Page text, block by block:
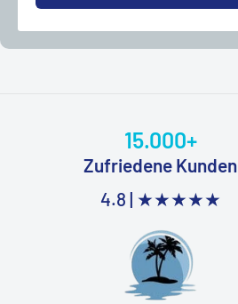
15.000+
Zufriedene Kunden
4.8 | ★★★★★